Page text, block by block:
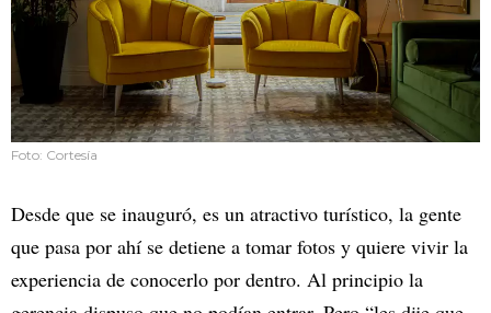
Foto: Cortesía
Desde que se inauguró, es un atractivo turístico, la gente
que pasa por ahí se detiene a tomar fotos y quiere vivir la
experiencia de conocerlo por dentro. Al principio la